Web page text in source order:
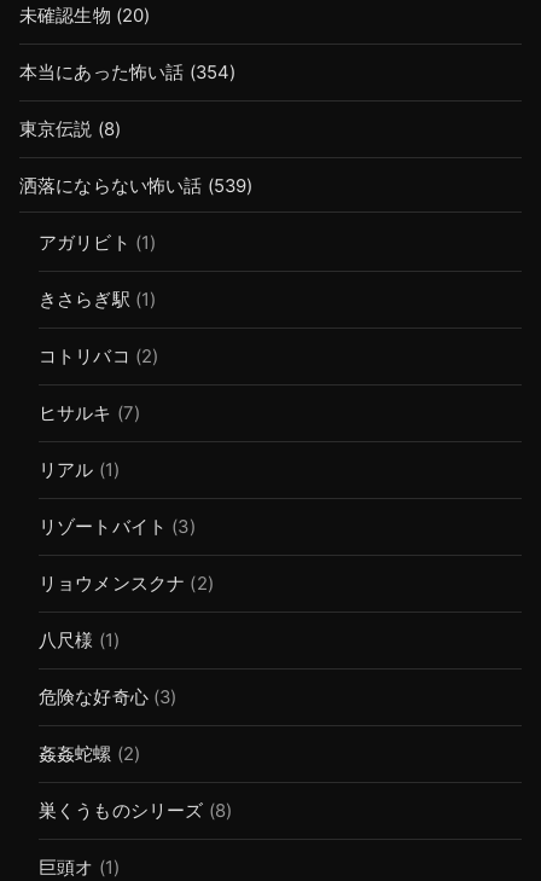
未確認生物 (20)
本当にあった怖い話 (354)
東京伝説 (8)
洒落にならない怖い話 (539)
アガリビト (1)
きさらぎ駅 (1)
コトリバコ (2)
ヒサルキ (7)
リアル (1)
リゾートバイト (3)
リョウメンスクナ (2)
八尺様 (1)
危険な好奇心(3)
姦姦蛇螺 (2)
巣くうものシリーズ (8)
巨頭オ (1)